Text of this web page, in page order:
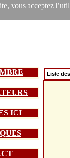
vous acceptez
ICI
Liste